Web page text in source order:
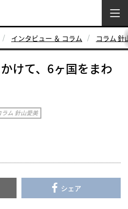
インタビュー ＆ コラム コラム 針
けて、6ヶ国をまわ
ラム 針山愛美
シェア